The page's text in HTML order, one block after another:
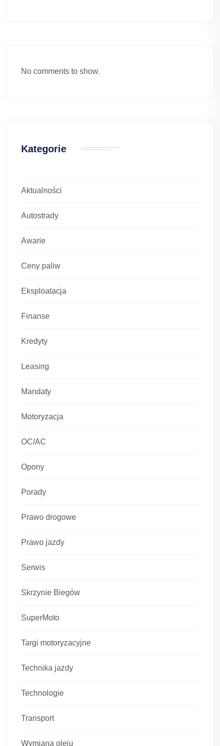
No comments to show.
Kategorie
Aktualności
Autostrady
Awarie
Ceny paliw
Eksploatacja
Finanse
Kredyty
Leasing
Mandaty
Motoryzacja
OC/AC
Opony
Porady
Prawo drogowe
Prawo jazdy
Serwis
Skrzynie Biegów
SuperMoto
Targi motoryzacyjne
Technika jazdy
Technologie
Transport
Wymiana oleju